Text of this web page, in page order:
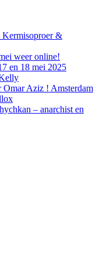
Kermisoproer &
weer online!
en 18 mei 2025
Omar Aziz ! Amsterdam
– anarchist en